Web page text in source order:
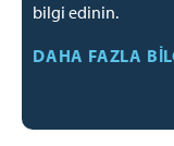
bilgi edinin.
DAHA FAZLA